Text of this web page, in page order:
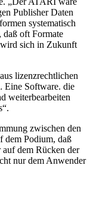
Publisher Daten
systematisch
oft Formate
wird sich in Zukunft
lizenzrechtlichen
Eine Software. die
weiterbearbeiten
zwischen den
dem Podium, daß
dem Rücken der
nur dem Anwender